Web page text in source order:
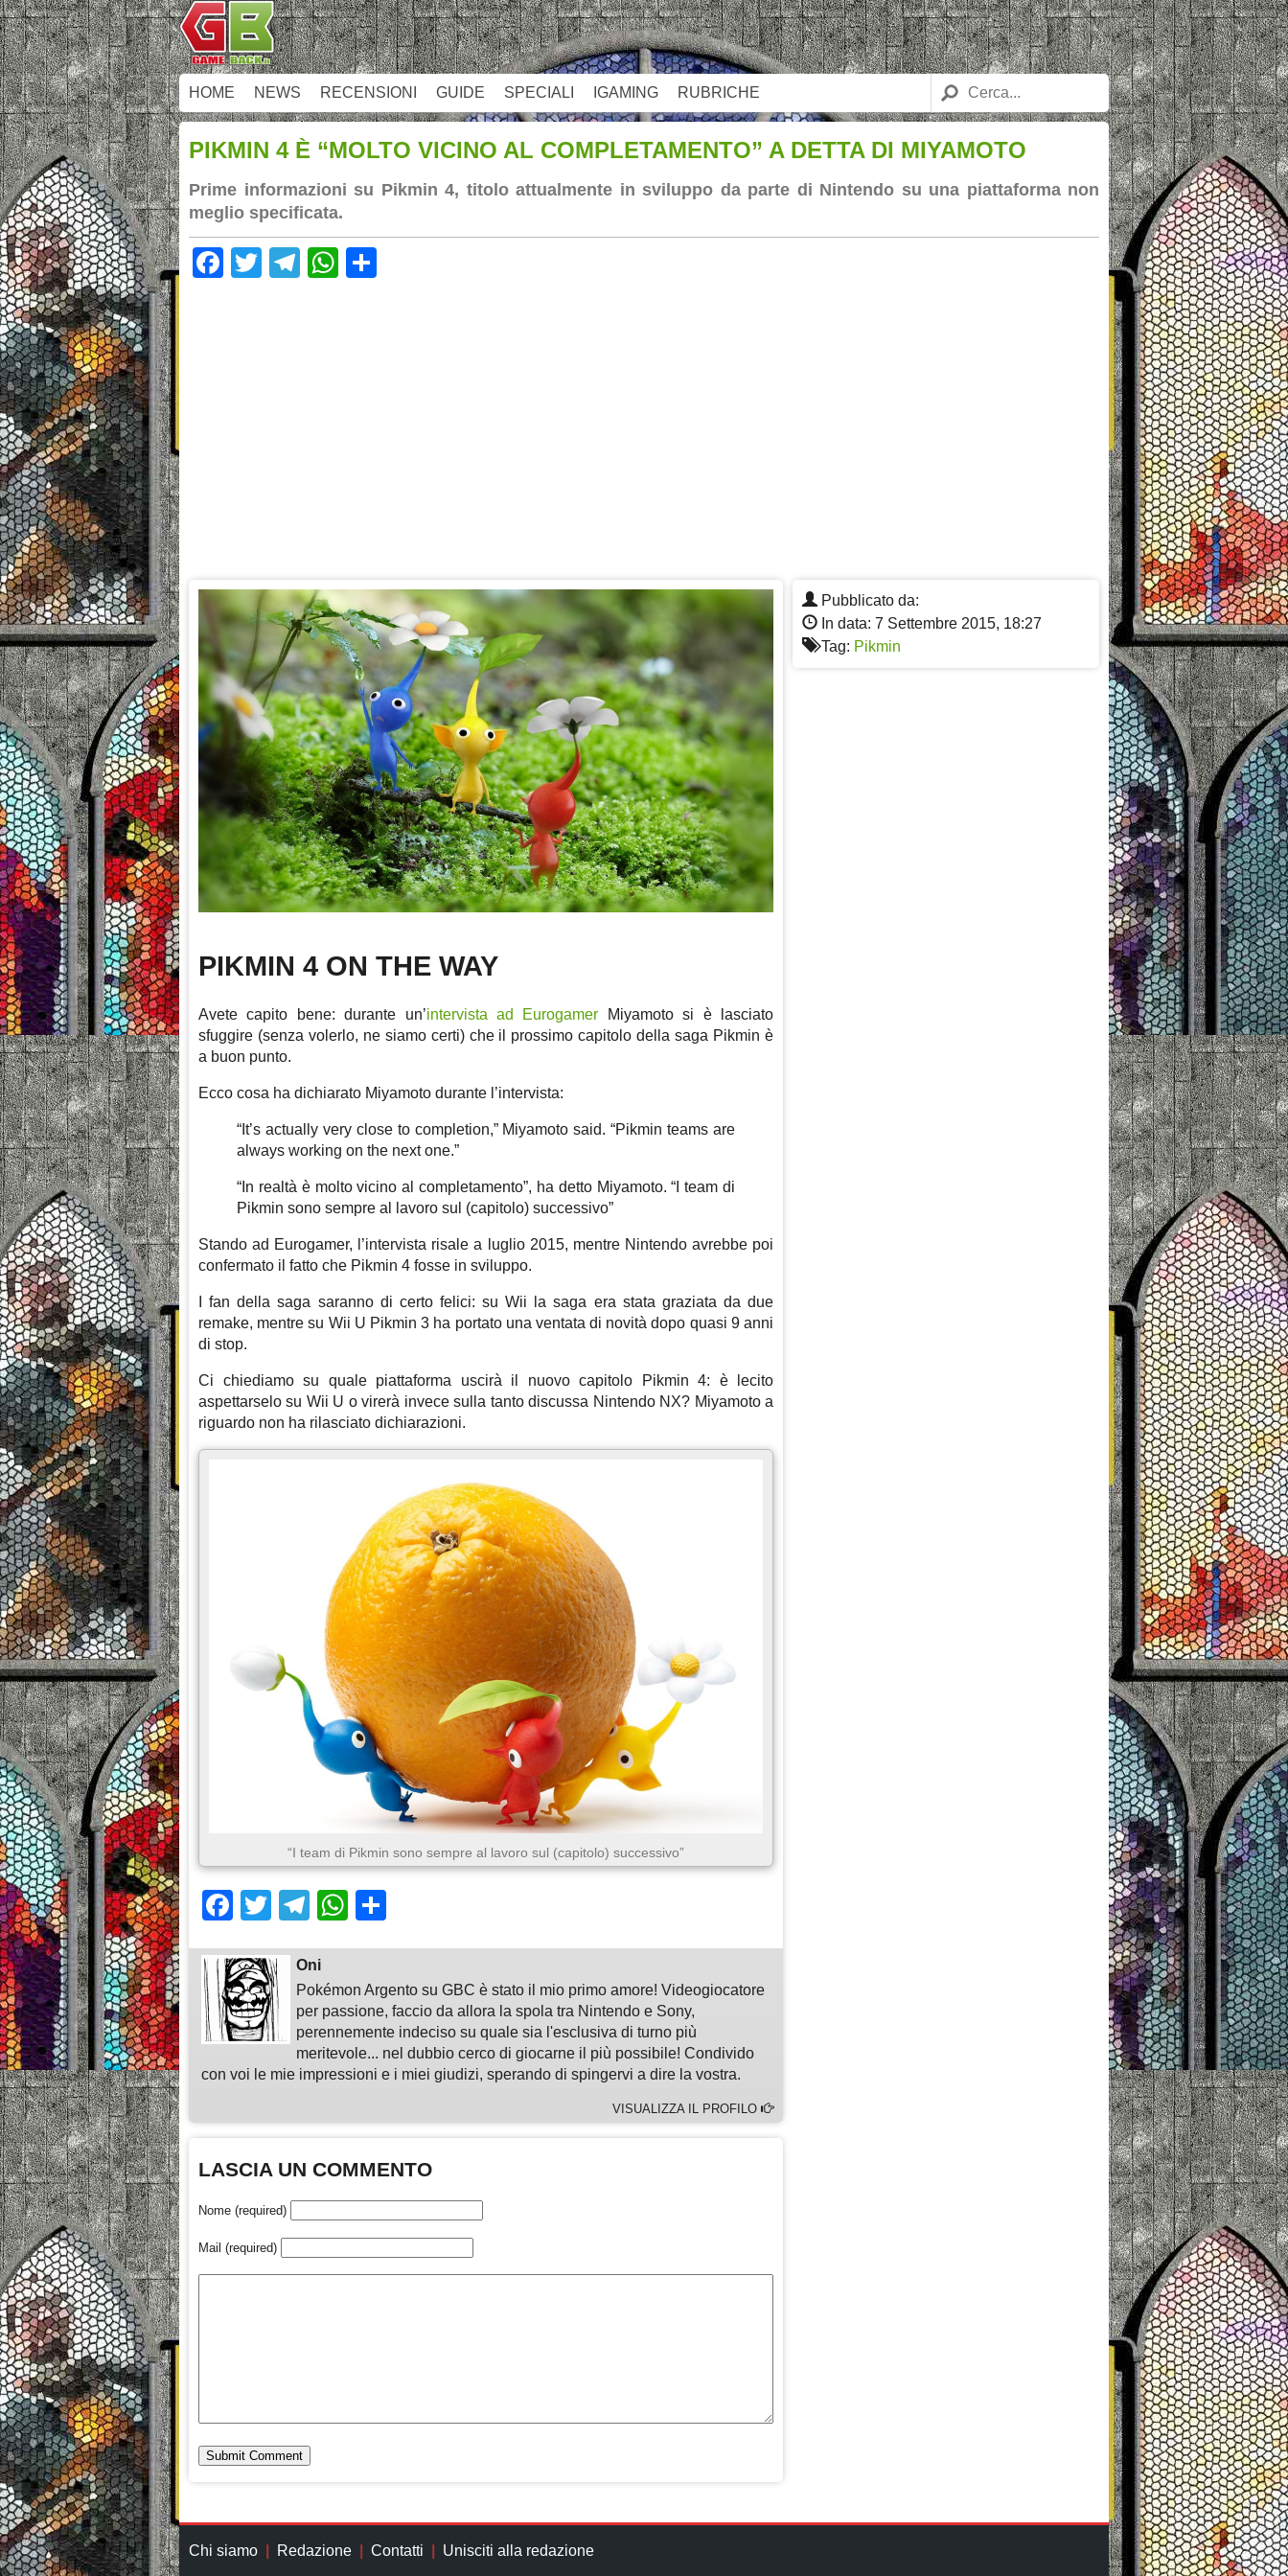
HOME NEWS RECENSIONI GUIDE SPECIALI IGAMING RUBRICHE
PIKMIN 4 È “MOLTO VICINO AL COMPLETAMENTO” A DETTA DI MIYAMOTO
Prime informazioni su Pikmin 4, titolo attualmente in sviluppo da parte di Nintendo su una piattaforma non
meglio specificata.
Facebook
TwitterTelegram
WhatsApp
Pubblicato da:
In data: 7 Settembre 2015, 18:27
Tag: Pikmin
PIKMIN 4 ON THE WAY
Avete capito bene: durante un’intervista ad Eurogamer Miyamoto si è lasciato
sfuggire (senza volerlo, ne siamo certi) che il prossimo capitolo della saga Pikmin è
a buon punto.
Ecco cosa ha dichiarato Miyamoto durante l’intervista:
“It’s actually very close to completion,” Miyamoto said. “Pikmin teams are
always working on the next one.”
“In realtà è molto vicino al completamento”, ha detto Miyamoto. “I team di
Pikmin sono sempre al lavoro sul (capitolo) successivo”
Stando ad Eurogamer, l’intervista risale a luglio 2015, mentre Nintendo avrebbe poi
confermato il fatto che Pikmin 4 fosse in sviluppo.
I fan della saga saranno di certo felici: su Wii la saga era stata graziata da due
remake, mentre su Wii U Pikmin 3 ha portato una ventata di novità dopo quasi 9 anni
di stop.
Ci chiediamo su quale piattaforma uscirà il nuovo capitolo Pikmin 4: è lecito
aspettarselo su Wii U o virerà invece sulla tanto discussa Nintendo NX? Miyamoto a
riguardo non ha rilasciato dichiarazioni.
“I team di Pikmin sono sempre al lavoro sul (capitolo) successivo”
Facebook
TwitterTelegram
WhatsApp
Oni
Pokémon Argento su GBC è stato il mio primo amore! Videogiocatore
per passione, faccio da allora la spola tra Nintendo e Sony,
perennemente indeciso su quale sia l'esclusiva di turno più
meritevole... nel dubbio cerco di giocarne il più possibile! Condivido
con voi le mie impressioni e i miei giudizi, sperando di spingervi a dire la vostra.
VISUALIZZA IL PROFILO
LASCIA UN COMMENTO
Nome (required)
Mail (required)
Chi siamo Redazione Contatti Unisciti alla redazione